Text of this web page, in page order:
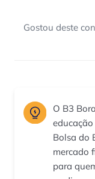
Gostou deste
O B3
Bolsa do
mercado
para